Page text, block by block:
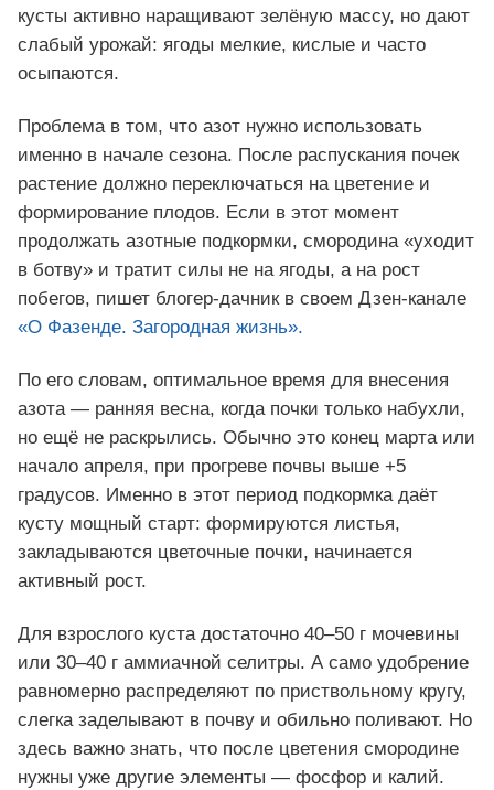
кусты активно наращивают зелёную массу, но дают
слабый урожай: ягоды мелкие, кислые и часто
осыпаются.
Проблема в том, что азот нужно использовать
именно в начале сезона. После распускания почек
растение должно переключаться на цветение и
формирование плодов. Если в этот момент
продолжать азотные подкормки, смородина «уходит
в ботву» и тратит силы не на ягоды, а на рост
побегов, пишет блогер-дачник в своем Дзен-канале
«О Фазенде. Загородная жизнь».
По его словам, оптимальное время для внесения
азота — ранняя весна, когда почки только набухли,
но ещё не раскрылись. Обычно это конец марта или
начало апреля, при прогреве почвы выше +5
градусов. Именно в этот период подкормка даёт
кусту мощный старт: формируются листья,
закладываются цветочные почки, начинается
активный рост.
Для взрослого куста достаточно 40–50 г мочевины
или 30–40 г аммиачной селитры. А само удобрение
равномерно распределяют по приствольному кругу,
слегка заделывают в почву и обильно поливают. Но
здесь важно знать, что после цветения смородине
нужны уже другие элементы — фосфор и калий.